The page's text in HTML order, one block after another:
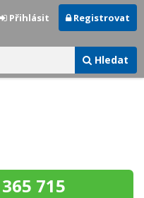
Hledat
Přihlásit Registrovat
715